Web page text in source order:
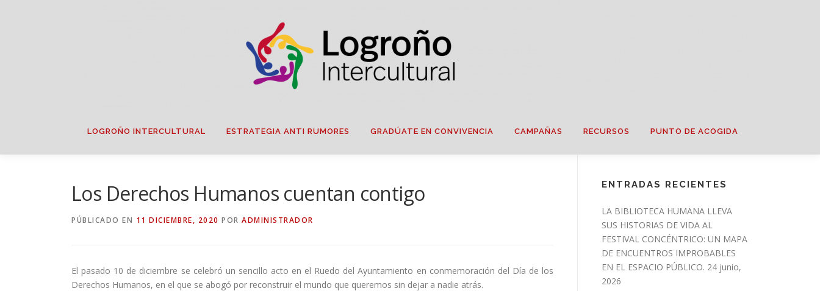
LOGROÑO INTERCULTURAL ESTRATEGIA ANTI RUMORES GRADÚATE EN CONVIVENCIA CAMPAÑAS RECURSOS PUNTO DE ACOGIDA
Los Derechos Humanos cuentan contigo
PÚBLICADO EN 11 DICIEMBRE, 2020 POR ADMINISTRADOR
El pasado 10 de diciembre se celebró un sencillo acto en el Ruedo del Ayuntamiento en conmemoración del Día de los
Derechos Humanos, en el que se abogó por reconstruir el mundo que queremos sin dejar a nadie atrás.
ENTRADAS RECIENTES
LA BIBLIOTECA HUMANA LLEVA
SUS HISTORIAS DE VIDA AL
FESTIVAL CONCÉNTRICO: UN MAPA
DE ENCUENTROS IMPROBABLES
EN EL ESPACIO PÚBLICO. 24 junio,
2026